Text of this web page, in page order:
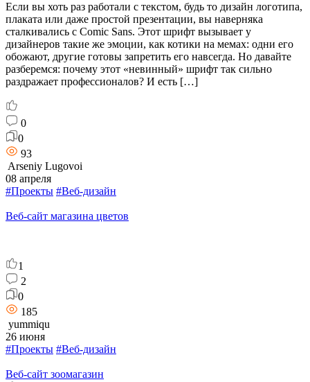
Если вы хоть раз работали с текстом, будь то дизайн логотипа,
плаката или даже простой презентации, вы наверняка
сталкивались с Comic Sans. Этот шрифт вызывает у
дизайнеров такие же эмоции, как котики на мемах: одни его
обожают, другие готовы запретить его навсегда. Но давайте
разберемся: почему этот «невинный» шрифт так сильно
раздражает профессионалов? И есть […]
0
0
93
Arseniy Lugovoi
08 апреля
#Проекты #Веб-дизайн
Веб-сайт магазина цветов
1
2
0
185
yummiqu
26 июня
#Проекты #Веб-дизайн
Веб-сайт зоомагазин